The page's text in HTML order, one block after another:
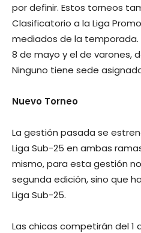
por definir. Estos torneos
Clasificatorio a la Liga
mediados de la temporada.
8 de mayo y el de varones,
Ninguno tiene sede
Nuevo Torneo
La gestión pasada se
Liga Sub-25 en ambas
mismo, para esta gestión
segunda edición, sino que
Liga Sub-25.
Las chicas competirán del 1